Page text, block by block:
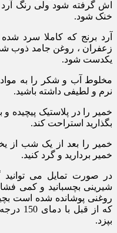
اش گرفته شود ولی رنگ آرد
خنک شود.
آرد برنج که کاملا سرد
زعفران ، روغن جامد ذوب
یکدست شود.
مخلوط آب و شکر را به مواد
نرم و لطیفی داشته باشید.
بگذارید استراحت کند.
خمیر را بعد از یک شب از
خمیر بردارید و گرد کنید.
در صورت تمایل می
شیرینی بچسبانید و کمی
که از
بپزد.